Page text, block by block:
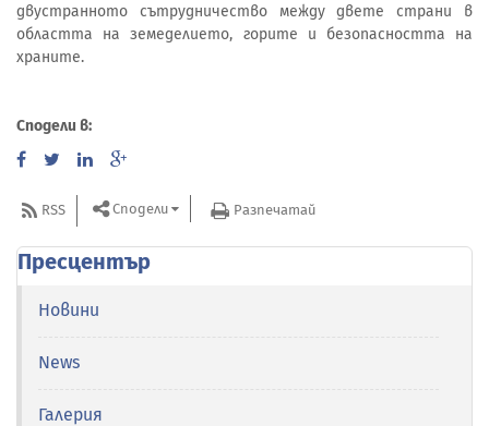
двустранното сътрудничество между двете страни в
областта на земеделието, горите и безопасността на
храните.
Сподели в:
RSS Сподели Разпечатай
Пресцентър
Новини
News
Галерия